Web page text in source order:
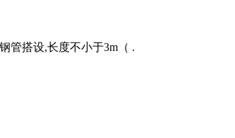
管搭设,长度不小于3m（ .